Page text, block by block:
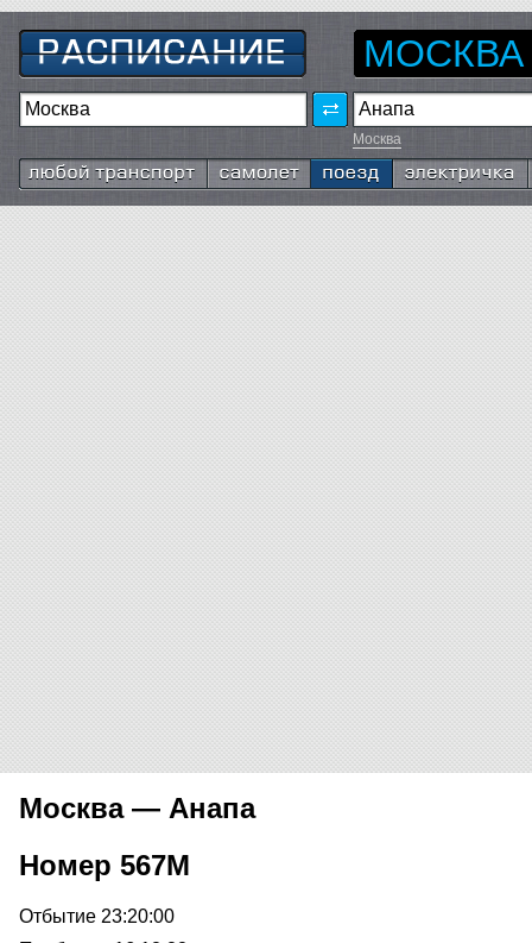
Москва
Любой транспорт Самолёт Поезд Электричка
Москва — Анапа
Номер 567М
Отбытие 23:20:00